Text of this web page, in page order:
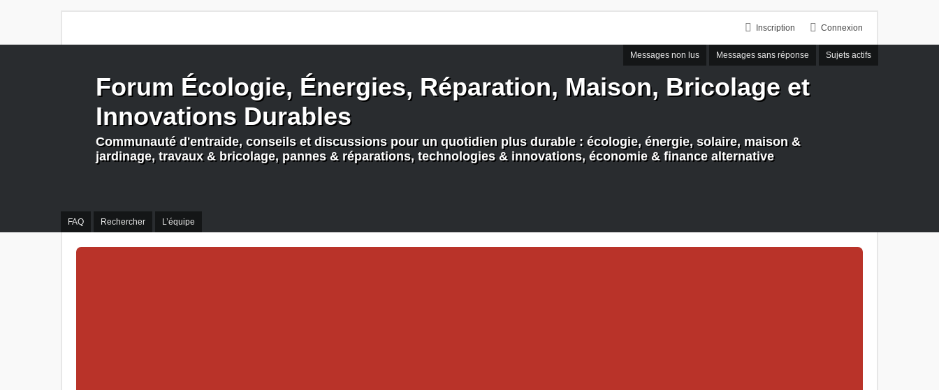
Connexion
Inscription
Messages non lus Messages sans réponse Sujets actifs
FAQ Rechercher L’équipe
Forum Écologie, Énergies, Réparation, Maison, Bricolage et
Innovations Durables
Communauté d'entraide, conseils et discussions pour un quotidien plus durable : écologie, énergie, solaire, maison &
jardinage, travaux & bricolage, pannes & réparations, technologies & innovations, économie & finance alternative